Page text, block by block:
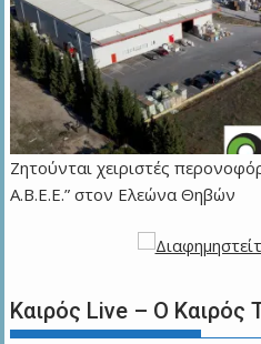
Ζητούνται χειριστές
Α.Β.Ε.Ε.” στον Ελεώνα Θηβών
Καιρός Live – Ο Καιρός